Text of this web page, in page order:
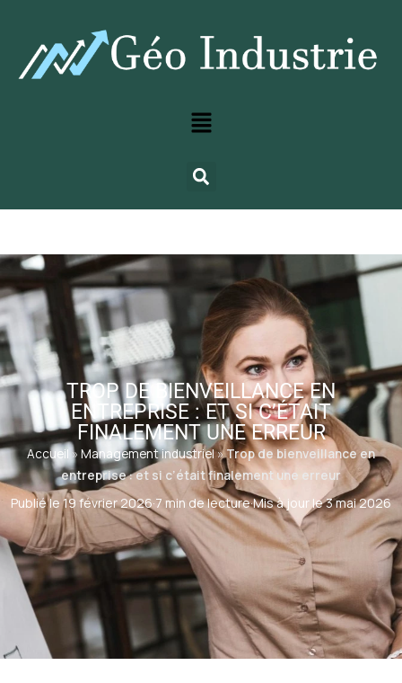
TROP DE BIENVEILLANCE EN
ENTREPRISE : ET SI C’ÉTAIT
FINALEMENT UNE ERREUR
Accueil » Management industriel»Trop de bienveillance en
entreprise : et si c’était finalement une erreur
Publié le 19 février 2026·7 min de lecture·Mis à jour le 3 mai 2026